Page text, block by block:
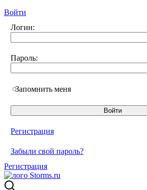
Войти
Логин:
Пароль:
Запомнить меня
Регистрация
Забыли свой пароль?
Регистрация